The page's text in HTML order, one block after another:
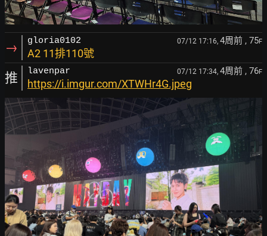
→ gloria0102 07/12 17:16, 4周前 , 75F
A2 11排110號
推 lavenpar 07/12 17:34, 4周前 , 76F
https://i.imgur.com/XTWHr4G.jpeg